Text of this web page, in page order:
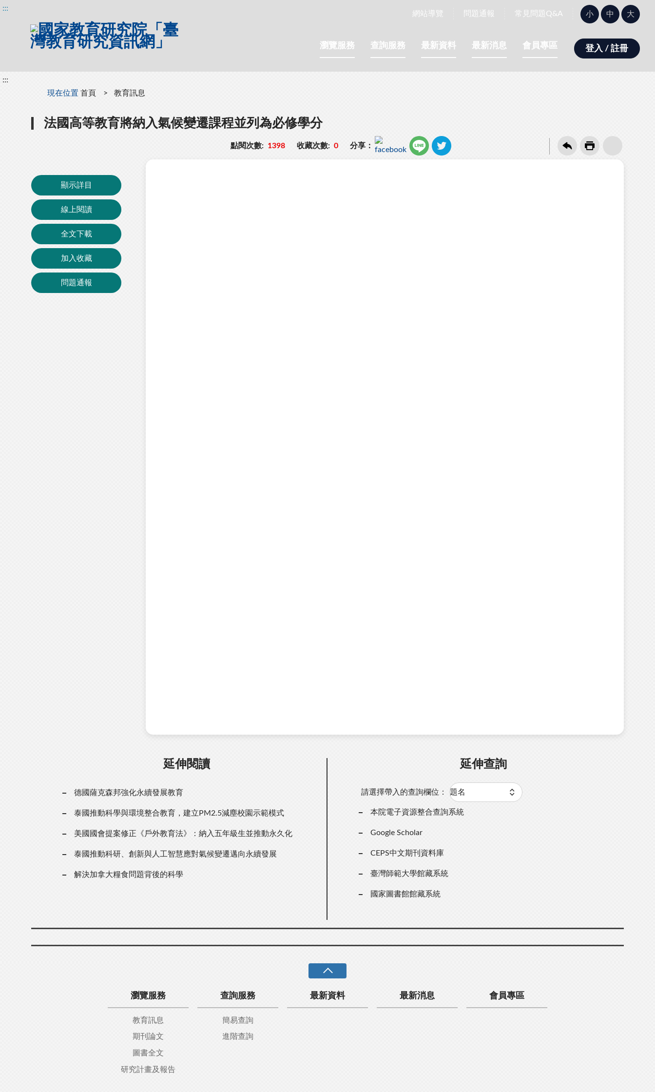
:::
網站導覽 問題通報 常見問題Q&A
字
型
小：
小 中 大
瀏覽服務 查詢服務 最新資料 最新消息 會員專區 登入 / 註冊
:::
現在位置 首頁 教育訊息
法國高等教育將納入氣候變遷課程並列為必修學分
點閱次數: 1398 收藏次數: 0 分享：
顯示詳目
線上閱讀
全文下載
加入收藏
問題通報
延伸閱讀
德國薩克森邦強化永續發展教育
泰國推動科學與環境整合教育，建立PM2.5減塵校園示範模式
美國國會提案修正《戶外教育法》：納入五年級生並推動永久化
泰國推動科研、創新與人工智慧應對氣候變遷邁向永續發展
解決加拿大糧食問題背後的科學
延伸查詢
請選擇帶入的查詢欄位：
本院電子資源整合查詢系統
Google Scholar
CEPS中文期刊資料庫
臺灣師範大學館藏系統
國家圖書館館藏系統
:::
瀏覽服務
教育訊息
期刊論文
圖書全文
研究計畫及報告
查詢服務
簡易查詢
進階查詢
最新資料 最新消息 會員專區